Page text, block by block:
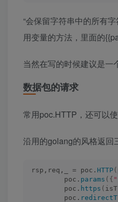
------
Content-Type: image/
------
packet3=`GET /
Host: {{params
Upgrade-Insecure-
User-Agent: Mozilla/
Accept-Encoding:
`
“会保留字符串中的所有
用变量的方法，里面的
当然在写的时候建议是一
数据包的请求
常用poc.HTTP，还可以
沿用的golang的风格返回
rsp,req,_ = poc. HTTP (
        poc.
params ({
        poc.
https (
        poc.